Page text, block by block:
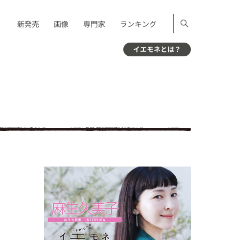
新発売 画像 専門家 ランキング
イエモネとは？